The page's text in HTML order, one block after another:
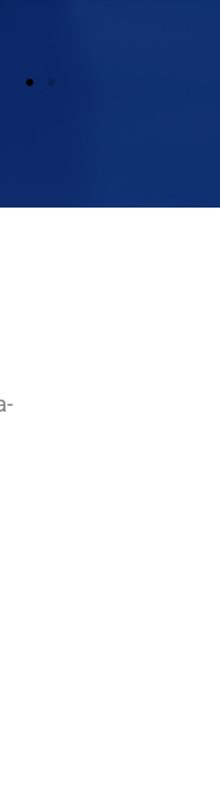
y participar en
económico, político y
de los textos
un adecuado manejo
sociedad la correcta
de vista e
de trabajo en